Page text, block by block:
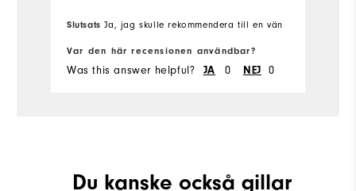
Slutsats Ja, jag skulle rekommendera till en vän
Var den här recensionen användbar?
Was this answer helpful? JA 0 NEJ 0
Du kanske också gillar